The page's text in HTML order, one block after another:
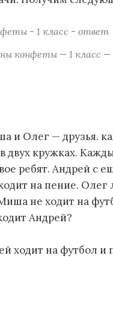
конфеты — 1 класс
и Олег — друзья.
двух кружках.
ребят. Андрей с
на пение. Олег
не ходит на
Андрей?
ходит на футбол и